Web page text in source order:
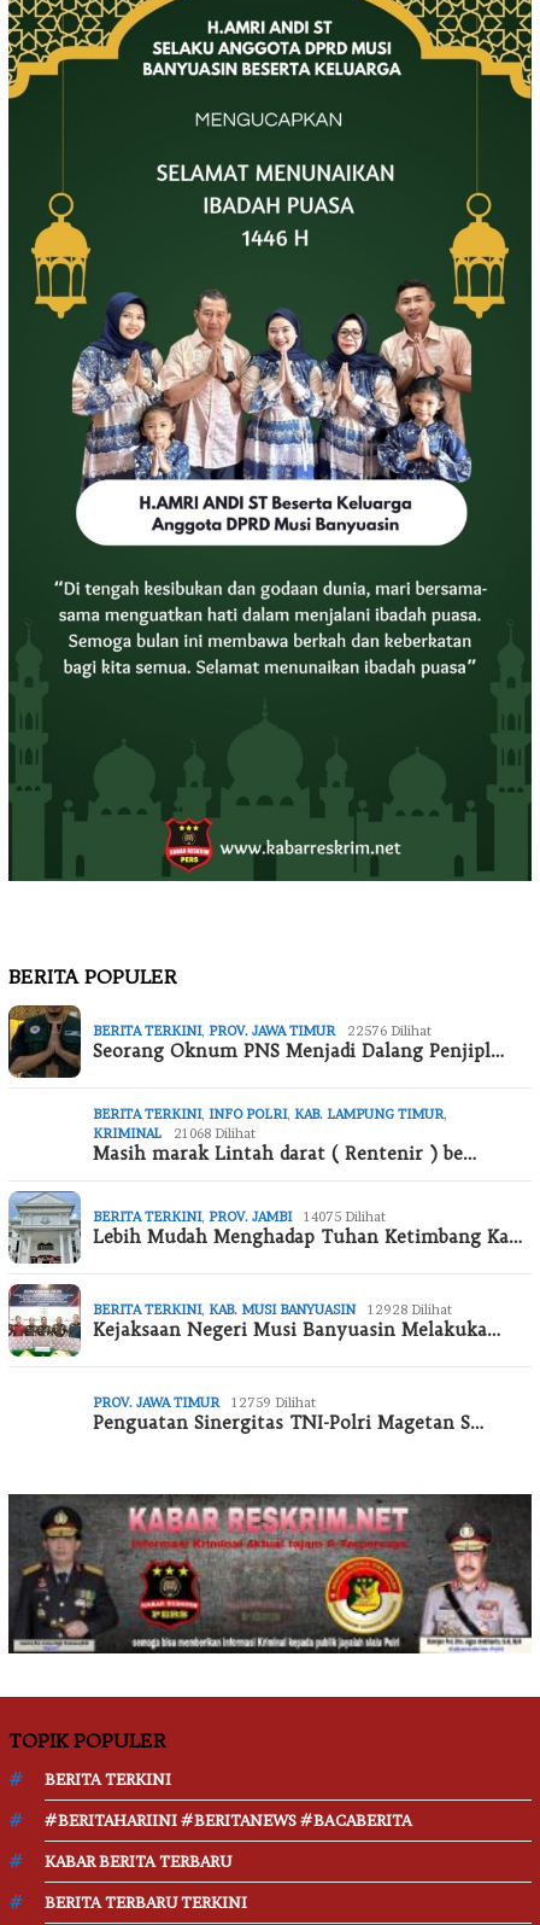
BERITA POPULER
BERITA TERKINI, PROV. JAWA TIMUR 22576 Dilihat
Seorang Oknum PNS Menjadi Dalang Penjipl…
BERITA TERKINI, INFO POLRI, KAB. LAMPUNG TIMUR,
KRIMINAL
21068 Dilihat
Masih marak Lintah darat ( Rentenir ) be…
BERITA TERKINI, PROV. JAMBI 14075 Dilihat
Lebih Mudah Menghadap Tuhan Ketimbang Ka…
BERITA TERKINI, KAB. MUSI BANYUASIN 12928 Dilihat
Kejaksaan Negeri Musi Banyuasin Melakuka…
PROV. JAWA TIMUR 12759 Dilihat
Penguatan Sinergitas TNI-Polri Magetan S…
TOPIK POPULER
BERITA TERKINI
#BERITAHARIINI #BERITANEWS #BACABERITA
KABAR BERITA TERBARU
BERITA TERBARU TERKINI